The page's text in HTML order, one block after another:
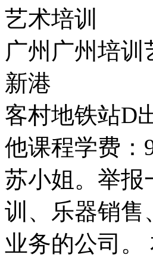
艺术培训
广州广州培
新港
客村地铁站D
他课程学费：
苏小姐。举报
训、乐器销售
业务的公司。